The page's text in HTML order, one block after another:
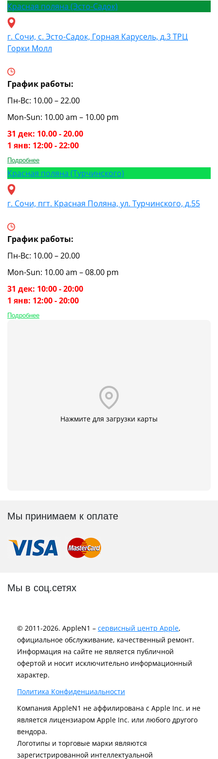
Красная поляна (Эсто-Садок)
г. Сочи, с. Эсто-Садок, Горная Карусель, д.3 ТРЦ
Горки Молл
График работы:
Пн-Вс: 10.00 – 22.00
Mon-Sun: 10.00 am – 10.00 pm
31 дек: 10.00 - 20.00
1 янв: 12:00 - 22:00
Подробнее
Красная поляна (Турчинского)
г. Сочи, пгт. Красная Поляна, ул. Турчинского, д.55
График работы:
Пн-Вс: 10.00 – 20.00
Mon-Sun: 10.00 am – 08.00 pm
31 дек: 10:00 - 20:00
1 янв: 12:00 - 20:00
Подробнее
Нажмите для загрузки карты
Мы принимаем к оплате
Мы в соц.сетях
© 2011-2026. AppleN1 – сервисный центр Apple,
официальное обслуживание, качественный ремонт.
Информация на сайте не является публичной
офертой и носит исключительно информационный
характер.
Политика Конфиденциальности
Компания AppleN1 не аффилирована c Apple Inc. и не
является лицензиаром Apple Inc. или любого другого
вендора.
Логотипы и торговые марки являются
зарегистрированной интеллектуальной